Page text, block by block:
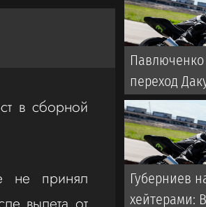
в сборной
не принял
Павлюченко
переход
Губерниев
хейтерами: